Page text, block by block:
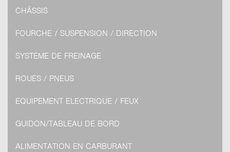
CHÂSSIS
FOURCHE / SUSPENSION / DIRECTION
SYSTÈME DE FREINAGE
ROUES / PNEUS
EQUIPEMENT ELECTRIQUE / FEUX
GUIDON/TABLEAU DE BORD
ALIMENTATION EN CARBURANT